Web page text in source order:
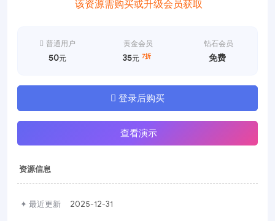
该资源需购买或升级会员获取
普通用户
50元
黄金会员
35元 7折
钻石会员
免费
登录后购买
查看演示
资源信息
✦ 最近更新 2025-12-31